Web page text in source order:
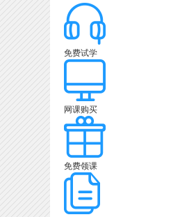
免费试学
网课购买
免费领课